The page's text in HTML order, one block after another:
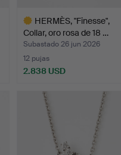
HERMÈS, "Finesse",
Collar, oro rosa de 18 …
Subastado 26 jun 2026
12 pujas
2.838 USD
seleccionado